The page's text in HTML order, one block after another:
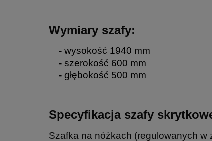
Wymiary szafy:
- wysokość 1940 mm
- szerokość 600 mm
- głębokość 500 mm
Specyfikacja szafy
Szafka na nóżkach (regulowanych